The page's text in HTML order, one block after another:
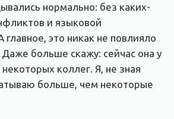
нормально: без каких-
и языковой
это никак не повлияло
больше скажу: сейчас она у
коллег. Я, не зная
больше, чем некоторые